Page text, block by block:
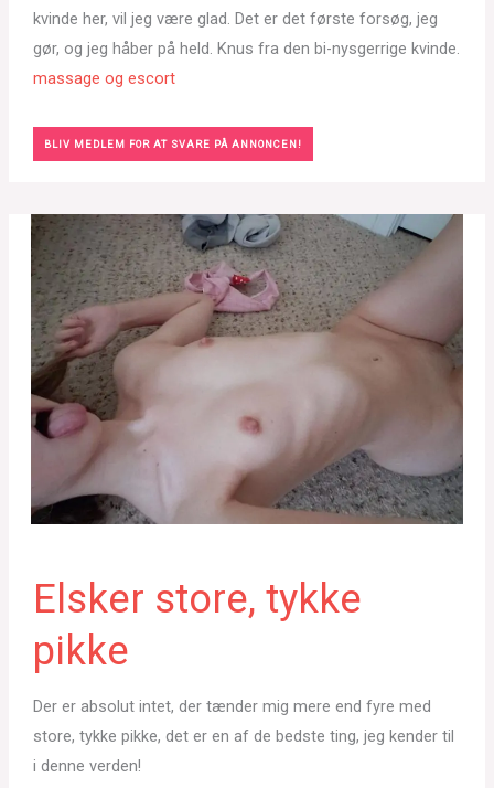
kvinde her, vil jeg være glad. Det er det første forsøg, jeg
gør, og jeg håber på held. Knus fra den bi-nysgerrige kvinde.
massage og escort
BLIV MEDLEM FOR AT SVARE PÅ ANNONCEN!
Elsker store, tykke
pikke
Der er absolut intet, der tænder mig mere end fyre med
store, tykke pikke, det er en af de bedste ting, jeg kender til
i denne verden!